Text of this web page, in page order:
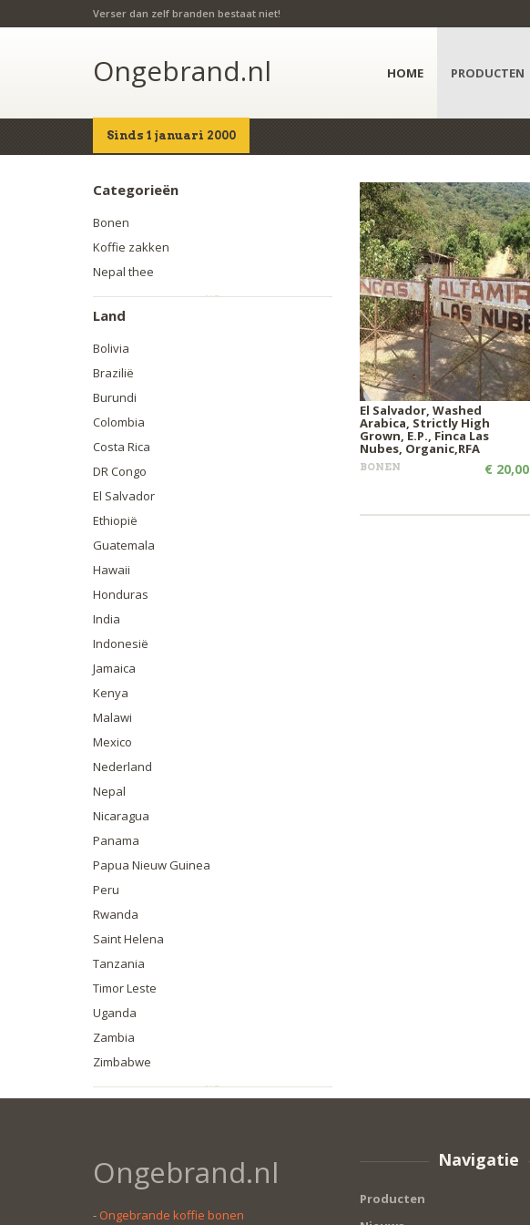
Verser dan zelf branden bestaat niet!
Ongebrand.nl
Sinds 1 januari 2000
HOME PRODUCTEN
Home Producten
Categorieën
Bonen
Koffie zakken
Nepal thee
Land
Bolivia
Brazilië
Burundi
Colombia
Costa Rica
DR Congo
El Salvador
Ethiopië
Guatemala
Hawaii
Honduras
India
Indonesië
Jamaica
Kenya
Malawi
Mexico
Nederland
Nepal
Nicaragua
Panama
Papua Nieuw Guinea
Peru
Rwanda
Saint Helena
Tanzania
Timor Leste
Uganda
Zambia
Zimbabwe
El Salvador, Washed
Arabica, Strictly High
Grown, E.P., Finca Las
Nubes, Organic,RFA
BONEN € 20,00
Ongebrand.nl
- Ongebrande koffie bonen
Navigatie
Producten